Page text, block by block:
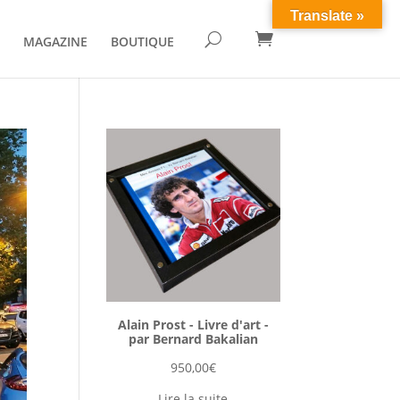
MAGAZINE BOUTIQUE U 
Alain Prost - Livre d'art -
par Bernard Bakalian
950,00€
Translate »